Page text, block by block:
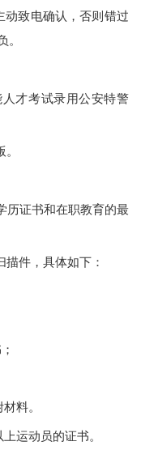
动致电确认，否则错过
。
才考试录用公安特警
证书和在职教育的最
件，具体如下：
料。
运动员的证书。